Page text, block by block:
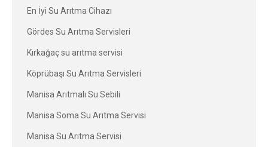
En İyi Su Arıtma Cihazı
Gördes Su Arıtma Servisleri
Kırkağaç su arıtma servisi
Köprübaşı Su Arıtma Servisleri
Manisa Arıtmalı Su Sebili
Manisa Soma Su Arıtma Servisi
Manisa Su Arıtma Servisi